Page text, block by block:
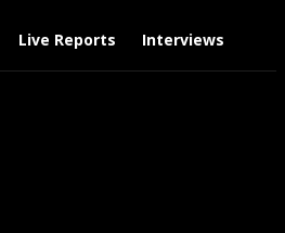
Live Reports Interviews